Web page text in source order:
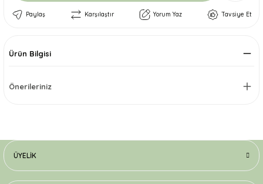
Paylaş Karşılaştır Yorum Yaz Tavsiye Et
Ürün Bilgisi
Önerileriniz
ÜYELIK